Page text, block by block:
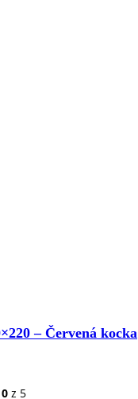
– Červená kocka
0 z 5